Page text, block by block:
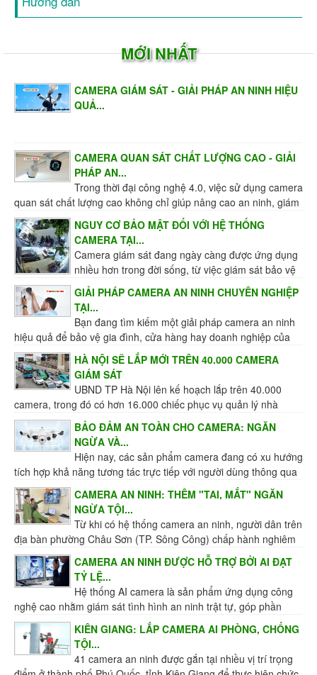
MỚI NHẤT
CAMERA GIÁM SÁT - GIẢI PHÁP AN NINH HIỆU
QUẢ...
CAMERA QUAN SÁT CHẤT LƯỢNG CAO - GIẢI
PHÁP AN...
Trong thời đại công nghệ 4.0, việc sử dụng camera
quan sát chất lượng cao không chỉ giúp nâng cao an ninh, giám
sát hiệu quả mà còn mang đến sự an tâm...
NGUY CƠ BẢO MẬT ĐỐI VỚI HỆ THỐNG
CAMERA TẠI...
Camera giám sát đang ngày càng được ứng dụng
nhiều hơn trong đời sống, từ việc giám sát bảo vệ
an toàn cho người và tài sản của các hộ gia đình, tổ...
GIẢI PHÁP CAMERA AN NINH CHUYÊN NGHIỆP
TẠI...
Bạn đang tìm kiếm một giải pháp camera an ninh
hiệu quả để bảo vệ gia đình, cửa hàng hay doanh nghiệp của
mình? Hệ thống lắp đặt camera giám sát chất...
HÀ NỘI SẼ LẮP MỚI TRÊN 40.000 CAMERA
GIÁM SÁT
UBND TP Hà Nội lên kế hoạch lắp trên 40.000
camera, trong đó có hơn 16.000 chiếc phục vụ quản lý nhà
nước về an toàn giao thông, môi trường và...
BẢO ĐẢM AN TOÀN CHO CAMERA: NGĂN
NGỪA VÀ...
Hiện nay, các sản phẩm camera đang có xu hướng
tích hợp khả năng tương tác trực tiếp với người dùng thông qua
ứng dụng di động và lưu trữ dữ liệu trên...
CAMERA AN NINH: THÊM "TAI, MẮT" NGĂN
NGỪA TỘI...
Từ khi có hệ thống camera an ninh, người dân trên
địa bàn phường Châu Sơn (TP. Sông Công) chấp hành nghiêm
túc hơn Luật Giao thông đường bộ, giữ gìn...
CAMERA AN NINH ĐƯỢC HỖ TRỢ BỞI AI ĐẠT
TỶ LỆ...
Hệ thống AI camera là sản phẩm ứng dụng công
nghệ cao nhằm giám sát tình hình an ninh trật tự, góp phần
không nhỏ trong công tác ngăn chặn, đẩy lùi...
KIÊN GIANG: LẮP CAMERA AI PHÒNG, CHỐNG
TỘI...
41 camera an ninh được gắn tại nhiều vị trí trọng